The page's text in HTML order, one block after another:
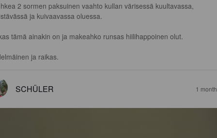
2 sormen paksuinen vaahto kullan värisessä kuultavassa,
ja kuivaavassa oluessa.
tämä ainakin on ja makeahko runsas hiilihappoinen olut.
ja raikas.
SCHÜLER 1